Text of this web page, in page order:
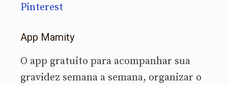
Pinterest
App Mamity
O app gratuito para acompanhar sua
gravidez semana a semana, organizar o